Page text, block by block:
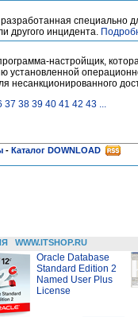
другого инцидента.
настройщик,
установленной
37 38 39 40 41 42 43 ...
- Каталог DOWNLOAD
WWW.ITSHOP.RU
Oracle Database
Standard Edition 2
Named User Plus
License